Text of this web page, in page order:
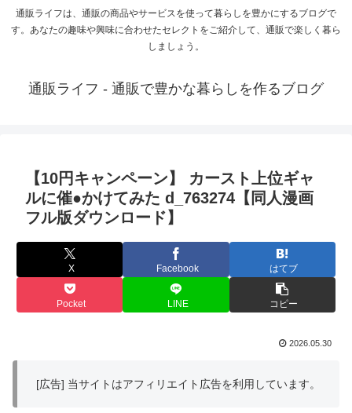
通販ライフは、通販の商品やサービスを使って暮らしを豊かにするブログで
す。あなたの趣味や興味に合わせたセレクトをご紹介して、通販で楽しく暮ら
しましょう。
通販ライフ - 通販で豊かな暮らしを作るブログ
【10円キャンペーン】 カースト上位ギャ
ルに催●かけてみた d_763274【同人漫画
フル版ダウンロード】
X Facebook はてブ
Pocket LINE コピー
2026.05.30
[広告] 当サイトはアフィリエイト広告を利用しています。